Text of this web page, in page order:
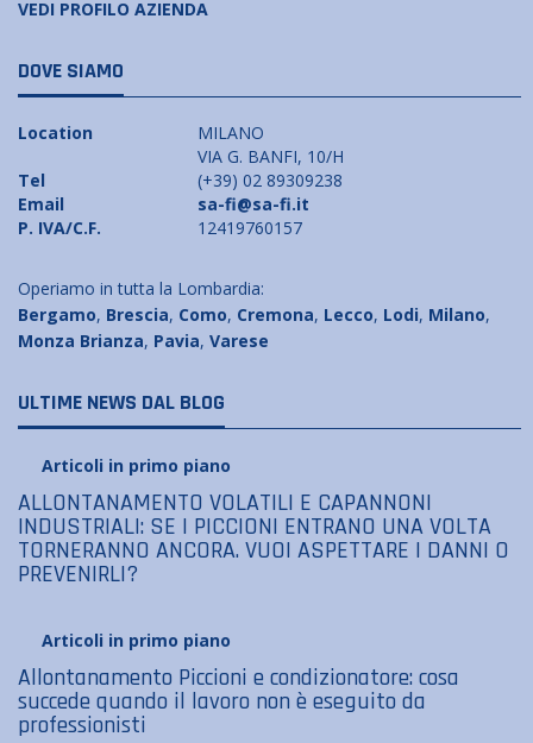
VEDI PROFILO AZIENDA
DOVE SIAMO
Location
MILANO
VIA G. BANFI, 10/H
Tel
(+39) 02 89309238
Email
sa-fi@sa-fi.it
P. IVA/C.F.
12419760157
Operiamo in tutta la Lombardia:
Bergamo, Brescia, Como, Cremona, Lecco, Lodi, Milano,
Monza Brianza, Pavia, Varese
ULTIME NEWS DAL BLOG
Articoli in primo piano
ALLONTANAMENTO VOLATILI E CAPANNONI
INDUSTRIALI: SE I PICCIONI ENTRANO UNA VOLTA
TORNERANNO ANCORA. VUOI ASPETTARE I DANNI O
PREVENIRLI?
Articoli in primo piano
Allontanamento Piccioni e condizionatore: cosa
succede quando il lavoro non è eseguito da
professionisti